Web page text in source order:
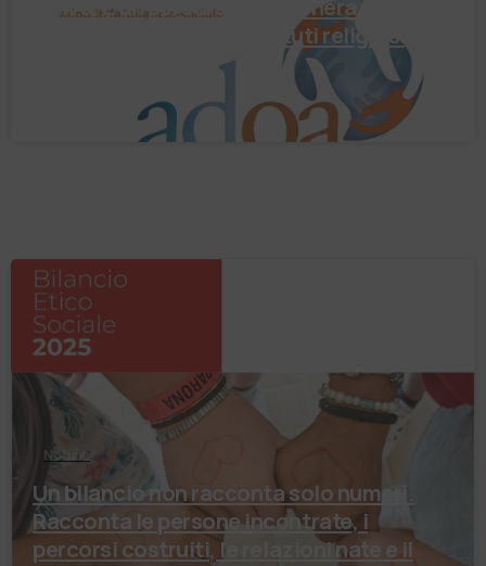
arrivo. È un percorso che genera valore!
Negli ultimi anni enti, istituti religiosi,
Notizie
Un bilancio non racconta solo numeri.
Racconta le persone incontrate, i
percorsi costruiti, le relazioni nate e il